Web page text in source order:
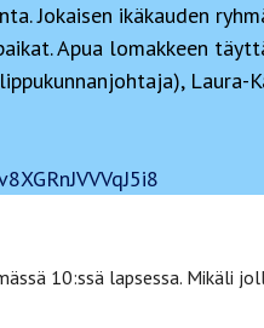
Jokaisen ikäkauden
Apua lomakkeen
Laura-
10:ssä lapsessa. Mikäli